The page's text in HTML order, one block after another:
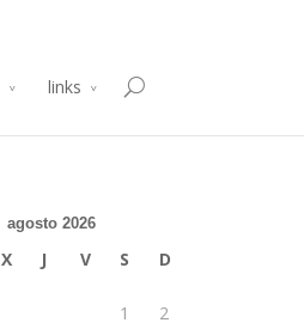
links
agosto 2026
X J V S D
1 2